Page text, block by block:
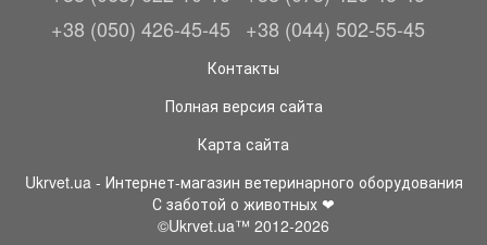
+38 (050) 426-45-45
+38 (044) 502-55-45
Контакты
Полная версия сайта
Карта сайта
Ukrvet.ua - Интернет-магазин ветеринарного оборудования
С заботой о животных ❤
©Ukrvet.ua™ 2012-2026